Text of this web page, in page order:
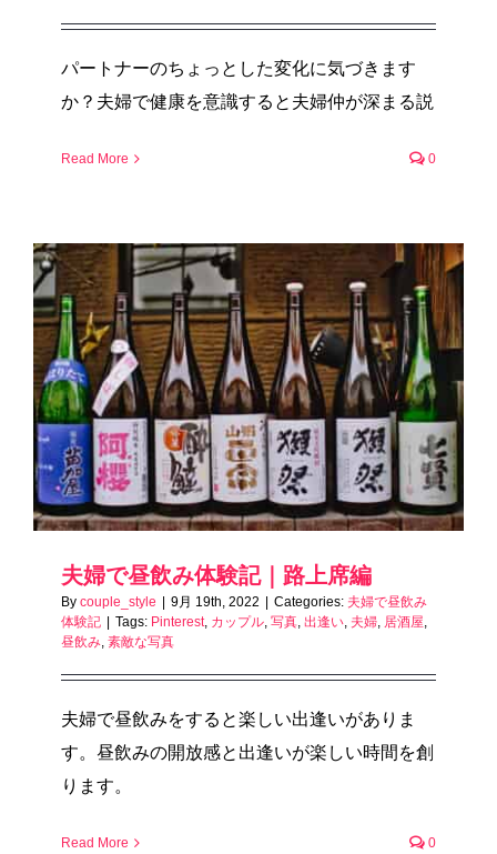
パートナーのちょっとした変化に気づきます
か？夫婦で健康を意識すると夫婦仲が深まる説
Read More 0
夫婦で昼飲み体験記｜路上席編
By couple_style 9月 19th, 2022 Categories: 夫婦で昼飲み
体験記
Tags: Pinterest, カップル, 写真, 出逢い, 夫婦, 居酒屋,
昼飲み, 素敵な写真
夫婦で昼飲みをすると楽しい出逢いがありま
す。昼飲みの開放感と出逢いが楽しい時間を創
ります。
Read More 0